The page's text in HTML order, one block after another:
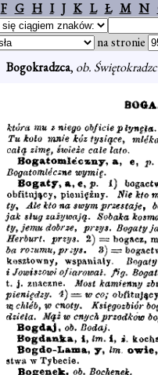
F G H I J K L Ł M N
na stronie
Bogokradzca, ob.